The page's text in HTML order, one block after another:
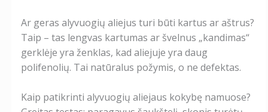
Ar geras alyvuogių aliejus turi būti kartus ar aštrus?
Taip – tas lengvas kartumas ar švelnus „kandimas“
gerklėje yra ženklas, kad aliejuje yra daug
polifenolių. Tai natūralus požymis, o ne defektas.
Kaip patikrinti alyvuogių aliejaus kokybę namuose?